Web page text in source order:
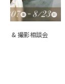
& 撮影相談会